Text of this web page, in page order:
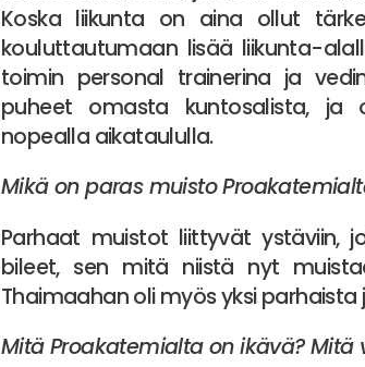
Koska liikunta on aina ollut
kouluttautumaan lisää liikunta-
toimin personal trainerina ja
puheet omasta kuntosalista, ja
nopealla aikataululla.
Mikä on paras muisto
Parhaat muistot liittyvät ystäviin,
bileet, sen mitä niistä nyt
Thaimaahan oli myös yksi parhaista
Mitä Proakatemialta on ikävä? Mitä